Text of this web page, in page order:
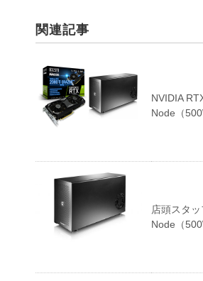
関連記事
NVIDIA
Node（
店頭スタ
Node（